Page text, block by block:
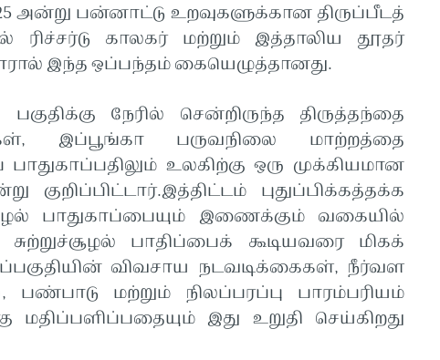
அன்று பன்னாட்டு உறவுகளுக்கான திருப்பீடத்
காலகர் மற்றும் இத்தாலிய தூதர்
இந்த ஒப்பந்தம் கையெழுத்தானது.
நேரில் சென்றிருந்த திருத்தந்தை
இப்பூங்கா பருவநிலை மாற்றத்தை
உலகிற்கு ஒரு முக்கியமான
புதுப்பிக்கத்தக்க
பாதுகாப்பையும் இணைக்கும் வகையில்
பாதிப்பைக் கூடியவரை மிகக்
விவசாய நடவடிக்கைகள், நீர்வள
பண்பாடு மற்றும் நிலப்பரப்பு பாரம்பரியம்
மதிப்பளிப்பதையும் இது உறுதி செய்கிறது